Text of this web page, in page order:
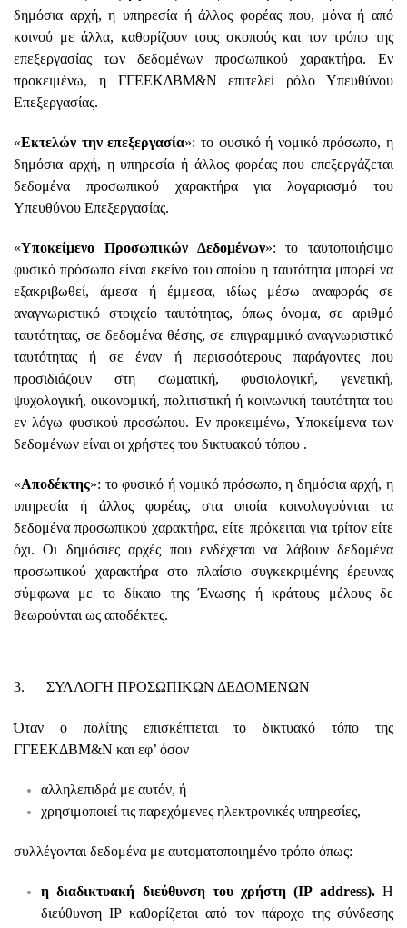
δημόσια αρχή, η υπηρεσία ή άλλος φορέας που, μόνα ή από
κοινού με άλλα, καθορίζουν τους σκοπούς και τον τρόπο της
επεξεργασίας των δεδομένων προσωπικού χαρακτήρα. Εν
προκειμένω, η ΓΓΕΕΚΔΒΜ&Ν επιτελεί ρόλο Υπευθύνου
Επεξεργασίας.
«Εκτελών την επεξεργασία»: το φυσικό ή νομικό πρόσωπο, η
δημόσια αρχή, η υπηρεσία ή άλλος φορέας που επεξεργάζεται
δεδομένα προσωπικού χαρακτήρα για λογαριασμό του
Υπευθύνου Επεξεργασίας.
«Υποκείμενο Προσωπικών Δεδομένων»: το ταυτοποιήσιμο
φυσικό πρόσωπο είναι εκείνο του οποίου η ταυτότητα μπορεί να
εξακριβωθεί, άμεσα ή έμμεσα, ιδίως μέσω αναφοράς σε
αναγνωριστικό στοιχείο ταυτότητας, όπως όνομα, σε αριθμό
ταυτότητας, σε δεδομένα θέσης, σε επιγραμμικό αναγνωριστικό
ταυτότητας ή σε έναν ή περισσότερους παράγοντες που
προσιδιάζουν στη σωματική, φυσιολογική, γενετική,
ψυχολογική, οικονομική, πολιτιστική ή κοινωνική ταυτότητα του
εν λόγω φυσικού προσώπου. Eν προκειμένω, Υποκείμενα των
δεδομένων είναι οι χρήστες του δικτυακού τόπου .
«Αποδέκτης»: το φυσικό ή νομικό πρόσωπο, η δημόσια αρχή, η
υπηρεσία ή άλλος φορέας, στα οποία κοινολογούνται τα
δεδομένα προσωπικού χαρακτήρα, είτε πρόκειται για τρίτον είτε
όχι. Οι δημόσιες αρχές που ενδέχεται να λάβουν δεδομένα
προσωπικού χαρακτήρα στο πλαίσιο συγκεκριμένης έρευνας
σύμφωνα με το δίκαιο της Ένωσης ή κράτους μέλους δε
θεωρούνται ως αποδέκτες.
3. ΣΥΛΛΟΓΗ ΠΡΟΣΩΠΙΚΩΝ ΔΕΔΟΜΕΝΩΝ
Όταν ο πολίτης επισκέπτεται το δικτυακό τόπο της
ΓΓΕΕΚΔΒΜ&Ν και εφ’ όσον
αλληλεπιδρά με αυτόν, ή
χρησιμοποιεί τις παρεχόμενες ηλεκτρονικές υπηρεσίες,
συλλέγονται δεδομένα με αυτοματοποιημένο τρόπο όπως:
η διαδικτυακή διεύθυνση του χρήστη (IP address).Η
διεύθυνση ΙΡ καθορίζεται από τον πάροχο της σύνδεσης